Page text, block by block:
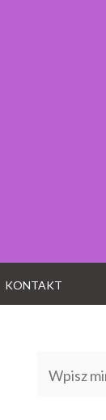
KONTAKT